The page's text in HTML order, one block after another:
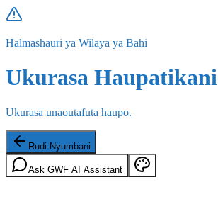
Halmashauri ya Wilaya ya Bahi
Ukurasa Haupatikani
Ukurasa unaoutafuta haupo.
Rudi Nyumbani
Ask GWF AI Assistant